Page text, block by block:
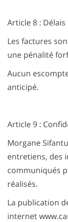
Article 8 :
Les factures
une pénalité
Aucun
anticipé.
Article 9 :
Morgane
entretiens, des
communiqués
réalisés.
La publication
internet